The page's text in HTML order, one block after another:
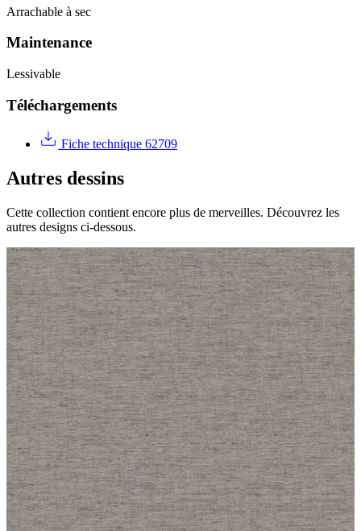
Arrachable à sec
Maintenance
Lessivable
Téléchargements
Fiche technique 62709
Autres dessins
Cette collection contient encore plus de merveilles. Découvrez les
autres designs ci-dessous.